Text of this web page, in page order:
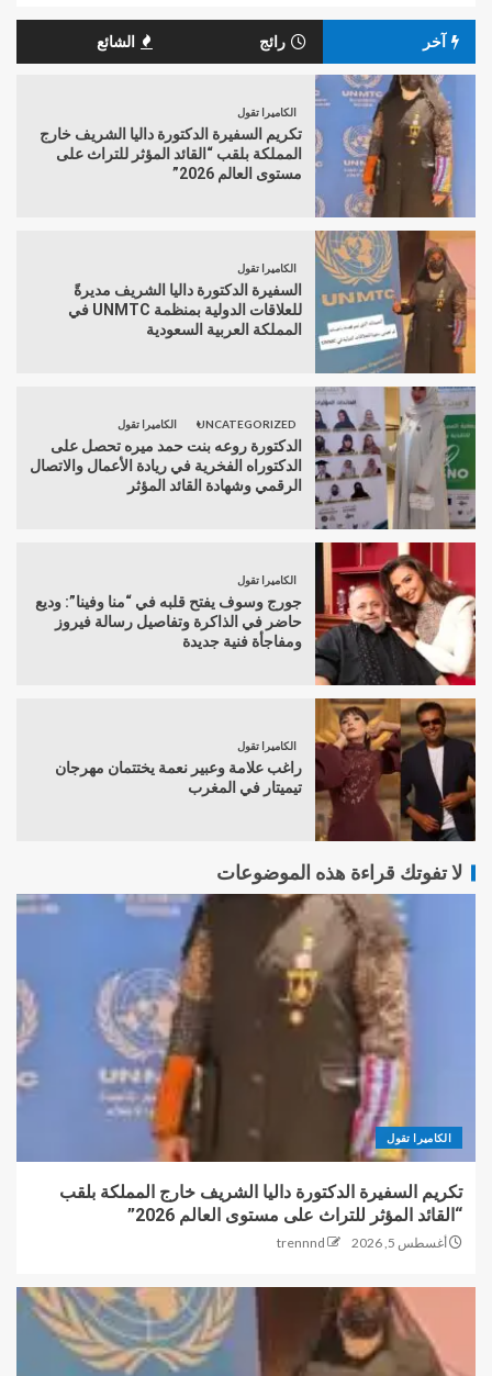
آخر رائج الشائع
الكاميرا تقول
تكريم السفيرة الدكتورة داليا الشريف خارج
المملكة بلقب “القائد المؤثر للتراث على
مستوى العالم 2026”
الكاميرا تقول
السفيرة الدكتورة داليا الشريف مديرةً
للعلاقات الدولية بمنظمة UNMTC في
المملكة العربية السعودية
UNCATEGORIZED الكاميرا تقول
الدكتورة روعه بنت حمد ميره تحصل على
الدكتوراه الفخرية في ريادة الأعمال والاتصال
الرقمي وشهادة القائد المؤثر
الكاميرا تقول
جورج وسوف يفتح قلبه في “منا وفينا”: وديع
حاضر في الذاكرة وتفاصيل رسالة فيروز
ومفاجأة فنية جديدة
الكاميرا تقول
راغب علامة وعبير نعمة يختتمان مهرجان
تيميتار في المغرب
لا تفوتك قراءة هذه الموضوعات
الكاميرا تقول
تكريم السفيرة الدكتورة داليا الشريف خارج المملكة بلقب
“القائد المؤثر للتراث على مستوى العالم 2026”
أغسطس 5, 2026 trennnd